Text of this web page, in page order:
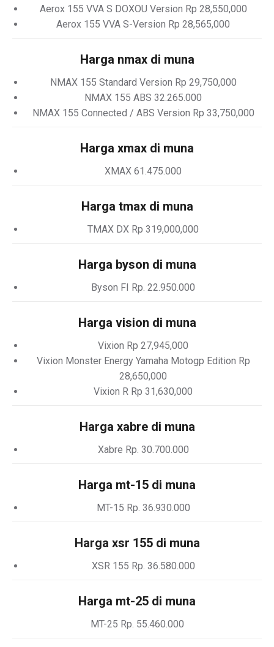
Aerox 155 VVA S DOXOU Version Rp 28,550,000
Aerox 155 VVA S-Version Rp 28,565,000
Harga nmax di muna
NMAX 155 Standard Version Rp 29,750,000
NMAX 155 ABS 32.265.000
NMAX 155 Connected / ABS Version Rp 33,750,000
Harga xmax di muna
XMAX 61.475.000
Harga tmax di muna
TMAX DX Rp 319,000,000
Harga byson di muna
Byson FI Rp. 22.950.000
Harga vision di muna
Vixion Rp 27,945,000
Vixion Monster Energy Yamaha Motogp Edition Rp
28,650,000
Vixion R Rp 31,630,000
Harga xabre di muna
Xabre Rp. 30.700.000
Harga mt-15 di muna
MT-15 Rp. 36.930.000
Harga xsr 155 di muna
XSR 155 Rp. 36.580.000
Harga mt-25 di muna
MT-25 Rp. 55.460.000